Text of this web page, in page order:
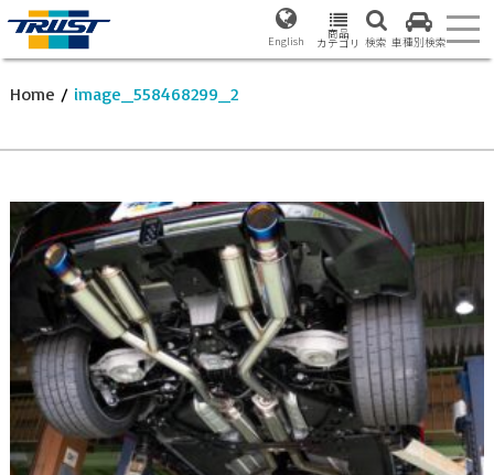
English 商品
カテゴリ 検索 車種別検索
Home / image_558468299_2